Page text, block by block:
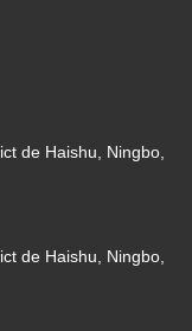
de Haishu, Ningbo,
de Haishu, Ningbo,